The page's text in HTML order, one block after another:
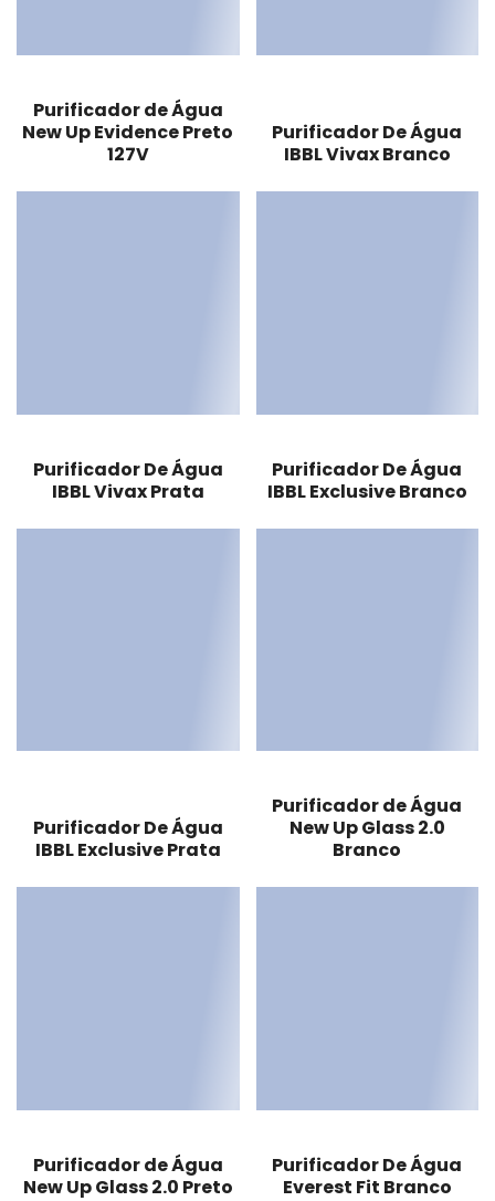
Purificador de Água
New Up Evidence Preto
127V
Purificador De Água
IBBL Vivax Branco
Purificador De Água
IBBL Vivax Prata
Purificador De Água
IBBL Exclusive Branco
Purificador De Água
IBBL Exclusive Prata
Purificador de Água
New Up Glass 2.0
Branco
Purificador de Água
New Up Glass 2.0 Preto
Purificador De Água
Everest Fit Branco